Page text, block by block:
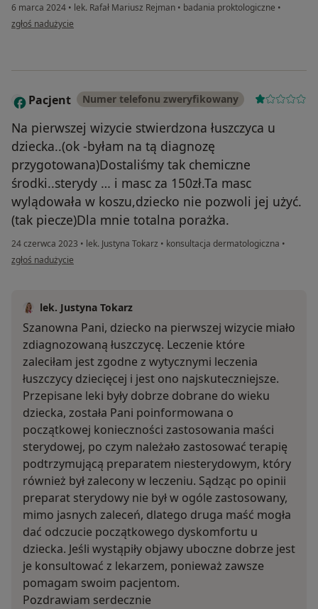
6 marca 2024 • lek. Rafał Mariusz Rejman • badania proktologiczne •
w opinii użytkownika Joanna W.
zgłoś nadużycie
Pacjent Numer telefonu zweryfikowany
Na pierwszej wizycie stwierdzona łuszczyca u
dziecka..(ok -byłam na tą diagnozę
przygotowana)Dostaliśmy tak chemiczne
środki..sterydy … i masc za 150zł.Ta masc
wylądowała w koszu,dziecko nie pozwoli jej użyć.
(tak piecze)Dla mnie totalna porażka.
24 czerwca 2023 • lek. Justyna Tokarz • konsultacja dermatologiczna •
w opinii użytkownika Pacjent
zgłoś nadużycie
lek. Justyna Tokarz
Szanowna Pani, dziecko na pierwszej wizycie miało
zdiagnozowaną łuszczycę. Leczenie które
zaleciłam jest zgodne z wytycznymi leczenia
łuszczycy dziecięcej i jest ono najskuteczniejsze.
Przepisane leki były dobrze dobrane do wieku
dziecka, została Pani poinformowana o
początkowej konieczności zastosowania maści
sterydowej, po czym należało zastosować terapię
podtrzymującą preparatem niesterydowym, który
również był zalecony w leczeniu. Sądząc po opinii
preparat sterydowy nie był w ogóle zastosowany,
mimo jasnych zaleceń, dlatego druga maść mogła
dać odczucie początkowego dyskomfortu u
dziecka. Jeśli wystąpiły objawy uboczne dobrze jest
je konsultować z lekarzem, ponieważ zawsze
pomagam swoim pacjentom.
Pozdrawiam serdecznie